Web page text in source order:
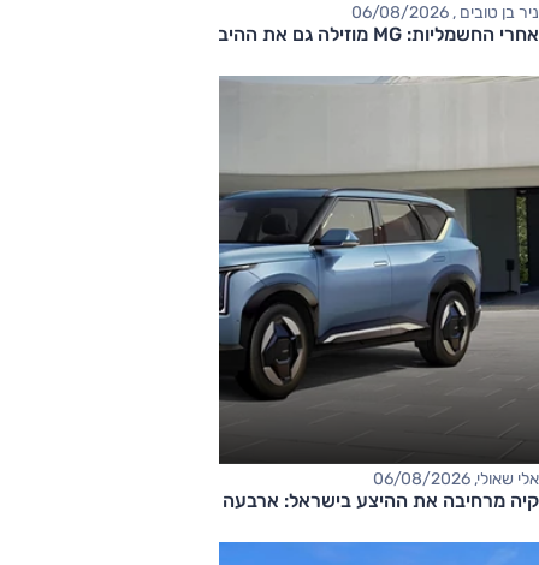
ניר בן טובים , 06/08/2026
אחרי החשמליות: MG מוזילה גם את ההיברידיות
אלי שאולי, 06/08/2026
קיה מרחיבה את ההיצע בישראל: ארבעה דגמים חדשים בדרך